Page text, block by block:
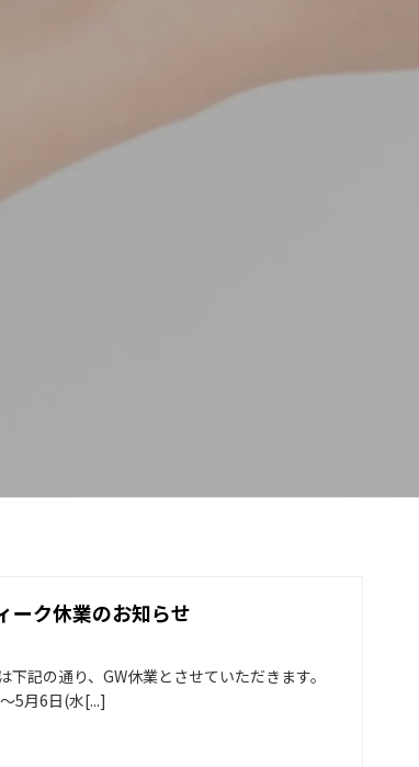
ーク休業のお知らせ
下記の通り、GW休業とさせていただきます。
5月6日(水[...]